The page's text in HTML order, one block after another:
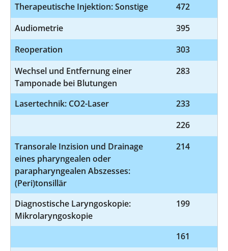
Therapeutische Injektion: Sonstige
472
Audiometrie
395
Reoperation
303
Wechsel und Entfernung einer
Tamponade bei Blutungen
283
Lasertechnik: CO2-Laser 233
226
Transorale Inzision und Drainage
eines pharyngealen oder
parapharyngealen Abszesses:
(Peri)tonsillär
214
Diagnostische Laryngoskopie:
Mikrolaryngoskopie
199
161